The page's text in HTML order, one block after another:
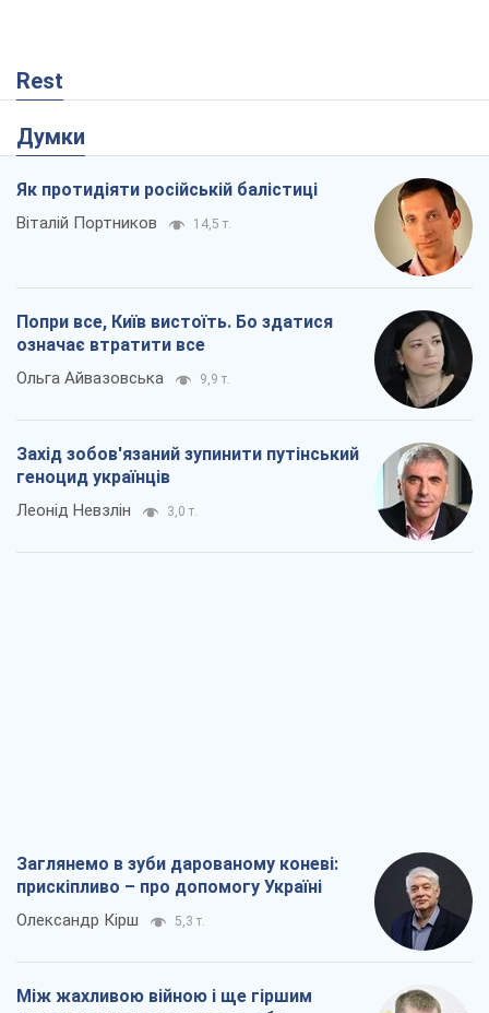
Rest
Думки
Як протидіяти російській балістиці
Віталій Портников 14,5 т.
Попри все, Київ вистоїть. Бо здатися
означає втратити все
Ольга Айвазовська 9,9 т.
Захід зобов'язаний зупинити путінський
геноцид українців
Леонід Невзлін 3,0 т.
Заглянемо в зуби дарованому коневі:
прискіпливо – про допомогу Україні
Олександр Кірш 5,3 т.
Між жахливою війною і ще гіршим